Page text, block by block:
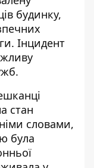
будинку,
Інцидент
стан
словами,
була